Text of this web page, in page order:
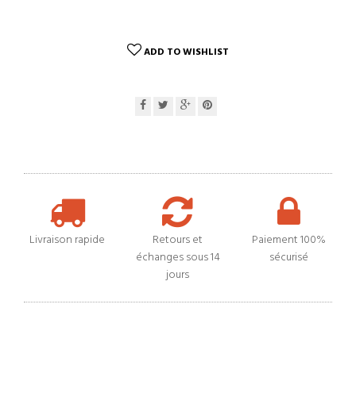
ADD TO WISHLIST
Livraison rapide
Retours et
échanges sous 14
jours
Paiement 100%
sécurisé